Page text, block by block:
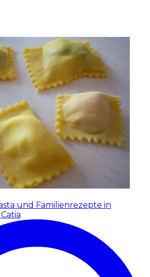
und Familienrezepte in